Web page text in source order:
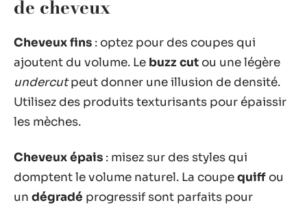
de cheveux
Cheveux fins : optez pour des coupes qui
ajoutent du volume. Le buzz cut ou une légère
undercutpeut donner une illusion de densité.
Utilisez des produits texturisants pour épaissir
les mèches.
Cheveux épais : misez sur des styles qui
domptent le volume naturel. La coupequiff ou
un dégradé progressif sont parfaits pour